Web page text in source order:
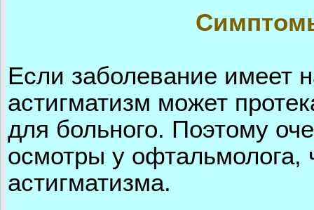
Если заболевание имеет
астигматизм может
для больного. Поэтому
осмотры у офтальмолога,
астигматизма.